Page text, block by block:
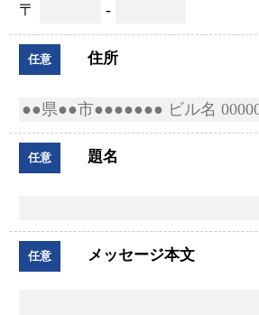
〒 -
任意 住所
任意 題名
任意 メッセージ本文